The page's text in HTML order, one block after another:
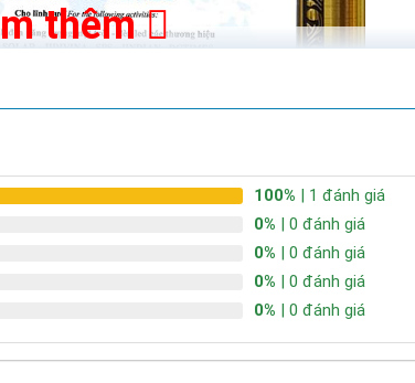
thêm
100% | 1 đánh giá
0% | 0 đánh giá
0% | 0 đánh giá
0% | 0 đánh giá
0% | 0 đánh giá